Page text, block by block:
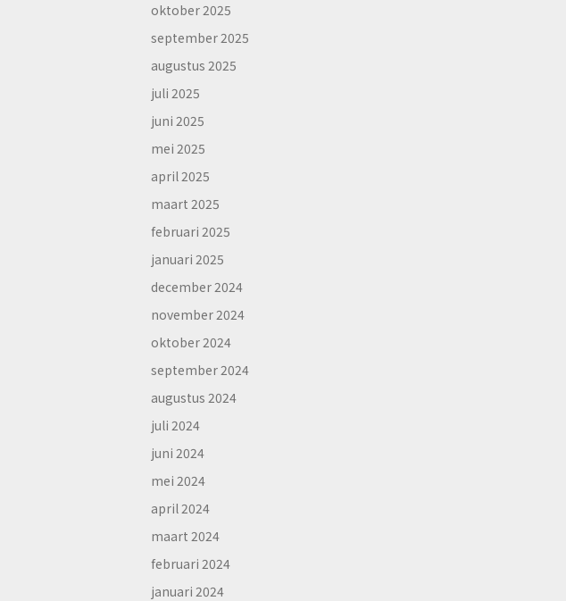
oktober 2025
september 2025
augustus 2025
juli 2025
juni 2025
mei 2025
april 2025
maart 2025
februari 2025
januari 2025
december 2024
november 2024
oktober 2024
september 2024
augustus 2024
juli 2024
juni 2024
mei 2024
april 2024
maart 2024
februari 2024
januari 2024